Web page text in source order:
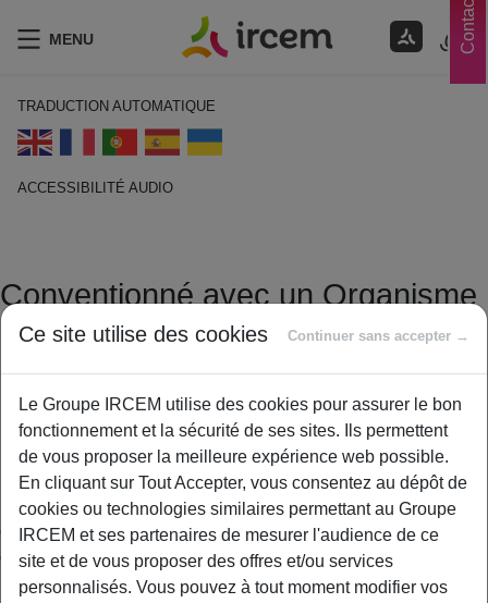
Contacts
MENU
TRADUCTION AUTOMATIQUE
ACCESSIBILITÉ AUDIO
Conventionné avec un Organisme
d’Assurance Maladie
Complémentaire
14 janvier 2021
Byircem
Les organismes d’assurance maladie complémentaire peuvent
passer des accords avec certains professionnels ou
établissements de santé en vue de permettre à leurs assurés
de bénéficier de certains services ou avantages : tiers-payant,
prix négociés….
Ce site utilise des cookies Continuer sans accepter →
Le Groupe IRCEM utilise des cookies pour assurer le bon
fonctionnement et la sécurité de ses sites. Ils permettent
de vous proposer la meilleure expérience web possible.
En cliquant sur Tout Accepter, vous consentez au dépôt de
cookies ou technologies similaires permettant au Groupe
IRCEM et ses partenaires de mesurer l'audience de ce
site et de vous proposer des offres et/ou services
personnalisés. Vous pouvez à tout moment modifier vos